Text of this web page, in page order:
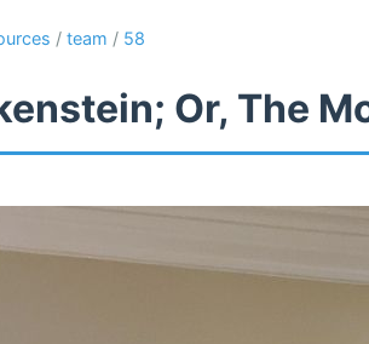
/ team / 58
Or, The